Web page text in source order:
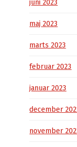
juni 2023
maj 2023
marts 2023
februar 2023
januar 2023
december
november